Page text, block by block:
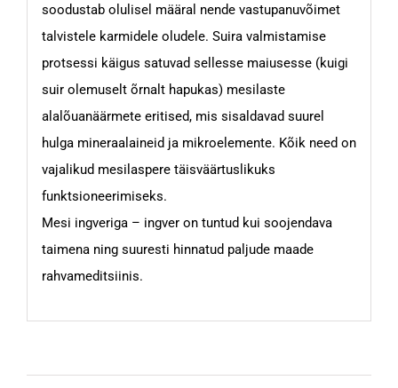
soodustab olulisel määral nende vastupanuvõimet
talvistele karmidele oludele. Suira valmistamise
protsessi käigus satuvad sellesse maiusesse (kuigi
suir olemuselt õrnalt hapukas) mesilaste
alalõuanäärmete eritised, mis sisaldavad suurel
hulga mineraalaineid ja mikroelemente. Kõik need on
vajalikud mesilaspere täisväärtuslikuks
funktsioneerimiseks.
Mesi ingveriga – ingver on tuntud kui soojendava
taimena ning suuresti hinnatud paljude maade
rahvameditsiinis.